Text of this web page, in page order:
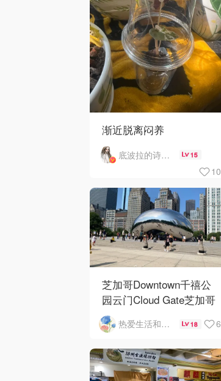
渐近脱离闷养
底波拉的诗与歌 15
10
芝加哥Downtown千禧公
园云门Cloud Gate芝加哥
河街景❤️鳞次栉比的高楼
热爱生活和自由的轻舞飞扬 18 6